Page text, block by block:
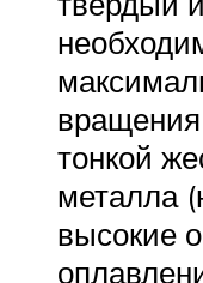
тонкой
металла
высокие